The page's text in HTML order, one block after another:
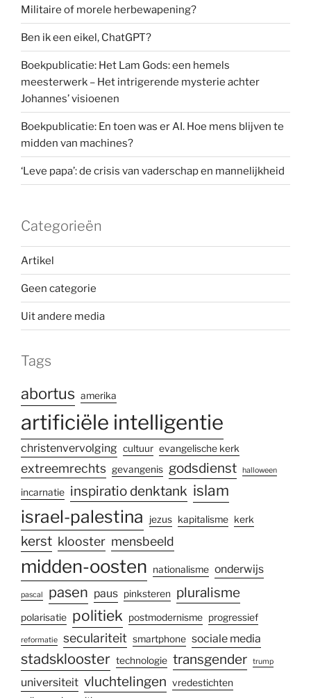
de
openbare
ruimte
Militaire of morele herbewapening?
Ben ik een eikel, ChatGPT?
Boekpublicatie: Het Lam Gods: een hemels
meesterwerk – Het intrigerende mysterie achter
Johannes’ visioenen
Boekpublicatie: En toen was er AI. Hoe mens blijven te
midden van machines?
‘Leve papa’: de crisis van vaderschap en mannelijkheid
Categorieën
Artikel
Geen categorie
Uit andere media
Tags
abortus amerika
artificiële intelligentie
christenvervolging cultuur evangelische kerk
extreemrechts gevangenis godsdienst halloween
incarnatie inspiratio denktank islam
israel-palestina jezus kapitalisme kerk
kerst klooster mensbeeld
midden-oosten nationalisme onderwijs
pascal pasen paus pinksteren pluralisme
polarisatie politiek postmodernisme progressief
reformatie seculariteit smartphone sociale media
stadsklooster technologie transgender trump
universiteit vluchtelingen vredestichten